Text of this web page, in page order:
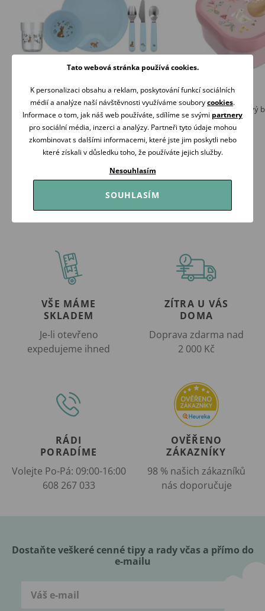
Little Dutch Dětská jídelní sada 6-dílná
Forest Friends
869 Kč
Skladem
Little Dutch Svačinový
319 Kč
Skladem
Koupit
VŠE MÁME
SKLADEM
Je-li otevřeno
expedujeme ihned
ZÍTRA U VÁS
DOMA
Doprava zdarma nad
2 000 Kč
RÁDI
PORADÍME
Volejte Po-Pá: 09:00-16:00
608 267 033
OVĚŘENO
ZÁKAZNÍKY
98 % našich zákazníků
nás doporučuje
Dostaňte veškeré cenné tipy a rady včas a přímo do
e-mailu
Tato webová stránka používá cookies.
K personalizaci obsahu a reklam, poskytování funkcí sociálních
médií a analýze naší návštěvnosti využíváme souborycookies.
Informace o tom, jak náš web používáte, sdílíme se svými partnery
pro sociální média, inzerci a analýzy. Partneři tyto údaje mohou
zkombinovat s dalšími informacemi, které jste jim poskytli nebo
které získali v důsledku toho, že používáte jejich služby.
Nesouhlasím
SOUHLASÍM